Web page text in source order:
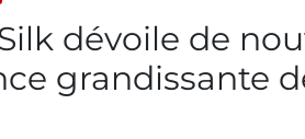
dévoile de
grandissante